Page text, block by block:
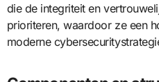
die de integriteit en
prioriteren, waardoor ze een
moderne